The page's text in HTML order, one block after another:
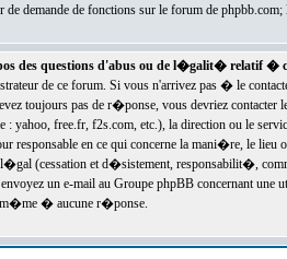
de demande de fonctions sur le forum de
des questions d'abus ou de l�galit� relatif �
de ce forum. Si vous n'arrivez pas � le
toujours pas de r�ponse, vous devriez
yahoo, free.fr, f2s.com, etc.), la direction ou le
responsable en ce qui concerne la mani�re, le
l�gal (cessation et d�sistement, responsabilit�,
un e-mail au Groupe phpBB concernant une
� aucune r�ponse.